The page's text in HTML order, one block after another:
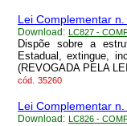
Lei Complementar
Download: LC827 -
Dispõe sobre a
Estadual, extingue,
(REVOGADA PELA
cód. 35260
Lei Complementar
Download: LC826 -